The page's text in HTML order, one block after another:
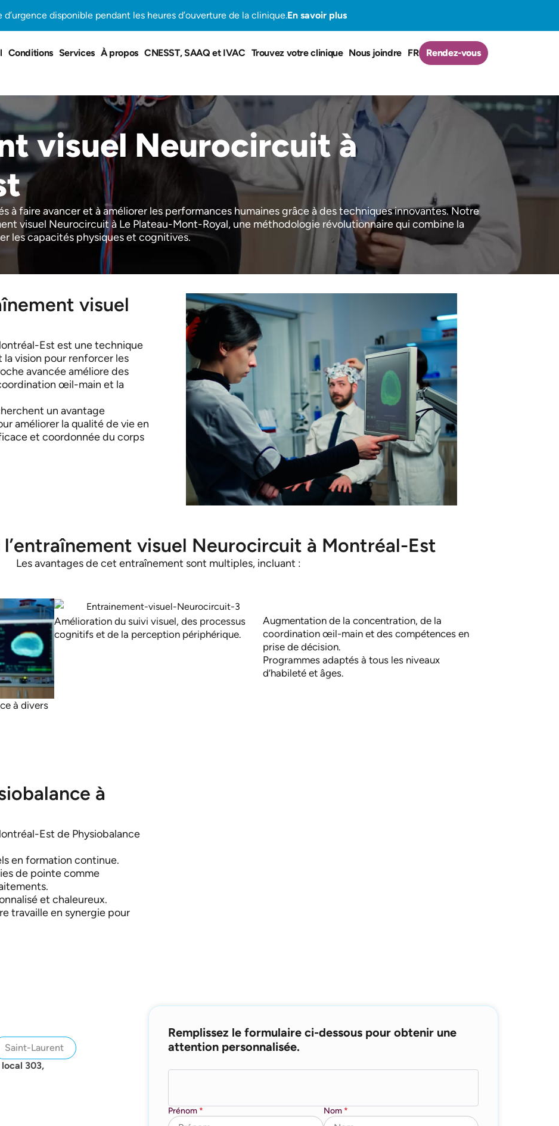
d’urgence disponible pendant les heures d’ouverture de la clinique.En savoir plus
Conditions Services À propos CNESST, SAAQ et IVAC Trouvez votre clinique Nous joindre FR Rendez-vous
visuel Neurocircuit à
à faire avancer et à améliorer les performances humaines grâce à des techniques innovantes. Notre
visuel Neurocircuit à Le Plateau-Mont-Royal, une méthodologie révolutionnaire qui combine la
les capacités physiques et cognitives.
visuel
Est est une technique
vision pour renforcer les
avancée améliore des
œil-main et la
un avantage
améliorer la qualité de vie en
et coordonnée du corps
visuel Neurocircuit à Montréal-Est
Les avantages de cet entraînement sont multiples, incluant :
à divers
Amélioration du suivi visuel, des processus
cognitifs et de la perception périphérique.
Augmentation de la concentration, de la
coordination œil-main et des compétences en
prise de décision.
Programmes adaptés à tous les niveaux
d’habileté et âges.
à
Est de Physiobalance
en formation continue.
de pointe comme
et chaleureux.
travaille en synergie pour
Saint-Laurent
303,
Remplissez le formulaire ci-dessous pour obtenir une
attention personnalisée.
Prénom * Nom *